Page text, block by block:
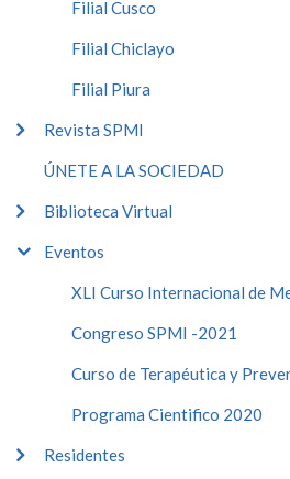
Filial Cusco
Filial Chiclayo
Filial Piura
Revista SPMI
ÚNETE A LA SOCIEDAD
Biblioteca Virtual
Eventos
XLI Curso Internacional de
Congreso SPMI -2021
Curso de Terapéutica y
Programa Cientifico 2020
Residentes